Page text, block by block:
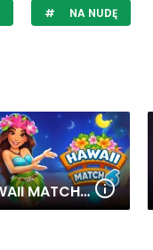
NA NUDĘ
HAWAII MATCH 6